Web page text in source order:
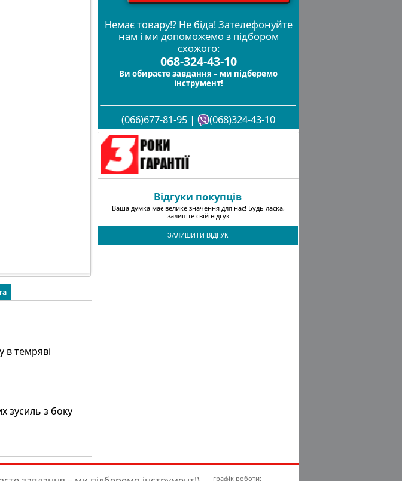
Немає товару!? Не біда! Зателефонуйте
нам і ми допоможемо з підбором
схожого:
068-324-43-10
Ви обираєте завдання – ми підберемо
інструмент!
(066)677-81-95 | (068)324-43-10
Відгуки покупців
Ваша думка має велике значення для нас! Будь ласка,
залиште свій відгук
ЗАЛИШИТИ ВІДГУК
в темряві
зусиль з боку
графік роботи: